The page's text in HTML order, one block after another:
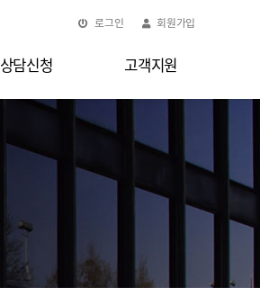
로그인 회원가입
상담신청 고객지원